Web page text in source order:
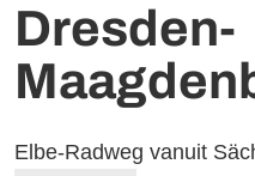
Dresden-
Elbe-Radweg vanuit